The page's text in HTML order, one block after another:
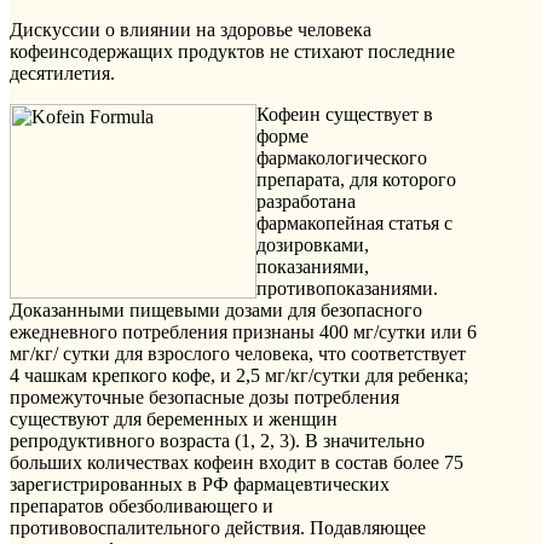
Дискуссии о влиянии на здоровье человека
кофеинсодержащих продуктов не стихают последние
десятилетия.
Кофеин существует в
форме
фармакологического
препарата, для которого
разработана
фармакопейная статья с
дозировками,
показаниями,
противопоказаниями.
Доказанными пищевыми дозами для безопасного
ежедневного потребления признаны 400 мг/сутки или 6
мг/кг/ сутки для взрослого человека, что соответствует
4 чашкам крепкого кофе, и 2,5 мг/кг/сутки для ребенка;
промежуточные безопасные дозы потребления
существуют для беременных и женщин
репродуктивного возраста (1, 2, 3). В значительно
больших количествах кофеин входит в состав более 75
зарегистрированных в РФ фармацевтических
препаратов обезболивающего и
противовоспалительного действия. Подавляющее